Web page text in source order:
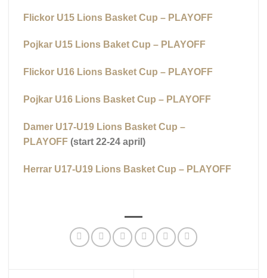
Flickor U15 Lions Basket Cup – PLAYOFF
Pojkar U15 Lions Baket Cup – PLAYOFF
Flickor U16 Lions Basket Cup – PLAYOFF
Pojkar U16 Lions Basket Cup – PLAYOFF
Damer U17-U19 Lions Basket Cup –
PLAYOFF (start 22-24 april)
Herrar U17-U19 Lions Basket Cup – PLAYOFF